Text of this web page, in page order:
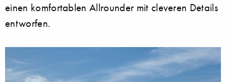
einen komfortablen Allrounder mit cleveren Details
entworfen.